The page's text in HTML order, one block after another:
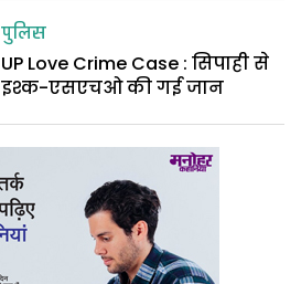
पुलिस
UP Love Crime Case : सिपाही से
इश्क-एसएचओ की गई जान